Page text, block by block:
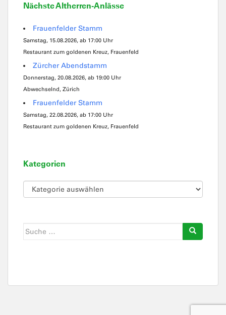
Nächste Altherren-Anlässe
Frauenfelder Stamm
Samstag, 15.08.2026, ab 17:00 Uhr
Restaurant zum goldenen Kreuz, Frauenfeld
Zürcher Abendstamm
Donnerstag, 20.08.2026, ab 19:00 Uhr
Abwechselnd, Zürich
Frauenfelder Stamm
Samstag, 22.08.2026, ab 17:00 Uhr
Restaurant zum goldenen Kreuz, Frauenfeld
Kategorien
Kategorien
Suche